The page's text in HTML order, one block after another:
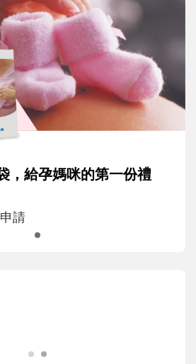
，給孕媽咪的第一份禮
請